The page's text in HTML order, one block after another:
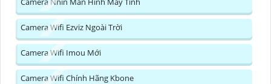
Camera Wifi Ezviz Ngoài Trời
Camera Wifi Imou Mới
Camera Wifi Chính Hãng Kbone